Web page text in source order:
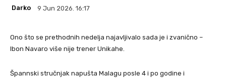
Darko 9 Jun 2026. 16:17
Ono što se prethodnih nedelja najavljivalo sada je i zvanično –
Ibon Navaro više nije trener Unikahe.
Špannski stručnjak napušta Malagu posle 4 i po godine i